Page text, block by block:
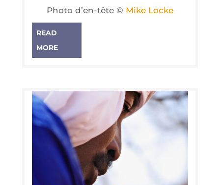
Pho­to d’en-tête © Mike Locke
READ
MORE